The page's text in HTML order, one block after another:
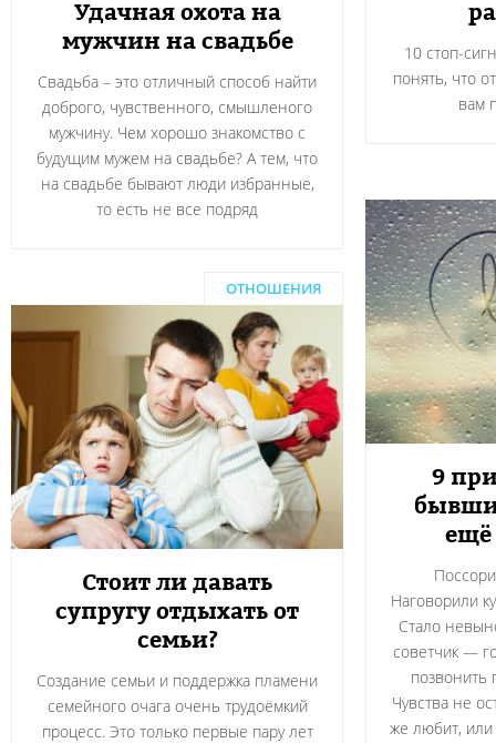
10 стоп-
понять, что
вам
Удачная охота на
мужчин на свадьбе
Свадьба – это отличный способ найти
доброго, чувственного, смышленого
мужчину. Чем хорошо знакомство с
будущим мужем на свадьбе? А тем, что
на свадьбе бывают люди избранные,
то есть не все подряд
9
ещё
Наговорили
Стало
советчик —
позвонить
Чувства не
же любит, или
ОТНОШЕНИЯ
Стоит ли давать
супругу отдыхать от
семьи?
Создание семьи и поддержка пламени
семейного очага очень трудоёмкий
процесс. Это только первые пару лет